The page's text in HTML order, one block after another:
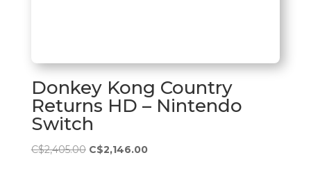
Donkey Kong Country
Returns HD – Nintendo
Switch
C$2,405.00 El
C$2,146.00El